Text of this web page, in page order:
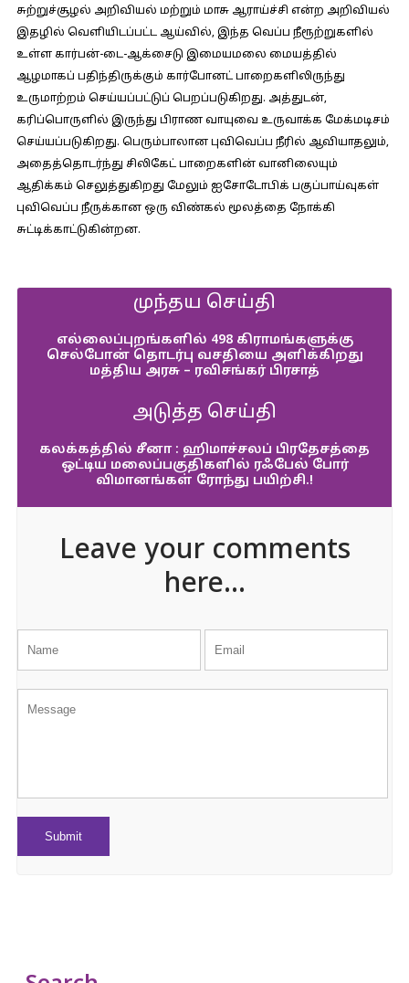
சுற்றுச்சூழல் அறிவியல் மற்றும் மாசு ஆராய்ச்சி என்ற அறிவியல்
இதழில் வெளியிடப்பட்ட ஆய்வில், இந்த வெப்ப நீரூற்றுகளில்
உள்ள கார்பன்-டை-ஆக்சைடு இமையமலை மையத்தில்
ஆழமாகப் பதிந்திருக்கும் கார்போனட் பாறைகளிலிருந்து
உருமாற்றம் செய்யப்பட்டுப் பெறப்படுகிறது. அத்துடன்,
கரிப்பொருளில் இருந்து பிராண வாயுவை உருவாக்க மேக்மடிசம்
செய்யப்படுகிறது. பெரும்பாலான புவிவெப்ப நீரில் ஆவியாதலும்,
அதைத்தொடர்ந்து சிலிகேட் பாறைகளின் வானிலையும்
ஆதிக்கம் செலுத்துகிறது மேலும் ஐசோடோபிக் பகுப்பாய்வுகள்
புவிவெப்ப நீருக்கான ஒரு விண்கல் மூலத்தை நோக்கி
சுட்டிக்காட்டுகின்றன.
முந்தய செய்தி
எல்லைப்புறங்களில் 498 கிராமங்களுக்கு
செல்போன் தொடர்பு வசதியை அளிக்கிறது
மத்திய அரசு – ரவிசங்கர் பிரசாத்
அடுத்த செய்தி
கலக்கத்தில் சீனா : ஹிமாச்சலப் பிரதேசத்தை
ஒட்டிய மலைப்பகுதிகளில் ரஃபேல் போர்
விமானங்கள் ரோந்து பயிற்சி.!
Leave your comments
here...